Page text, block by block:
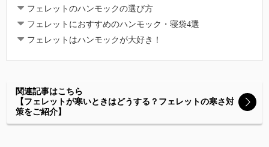
フェレットのハンモックの選び方
フェレットにおすすめのハンモック・寝袋4選
フェレットはハンモックが大好き！
関連記事はこちら
【フェレットが寒いときはどうする？フェレットの寒さ対
策をご紹介】